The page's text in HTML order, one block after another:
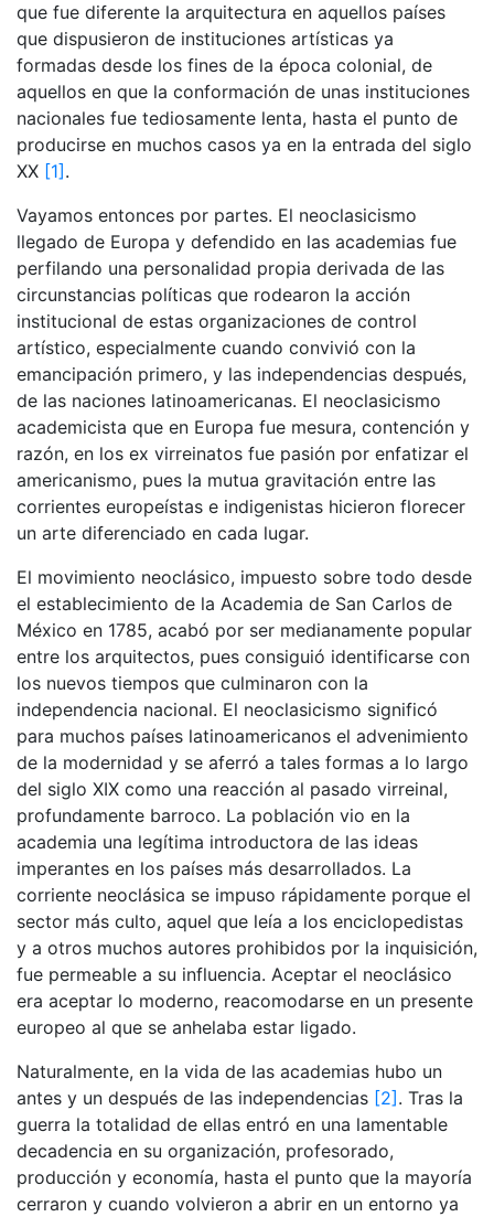
que fue diferente la arquitectura en aquellos países
que dispusieron de instituciones artísticas ya
formadas desde los fines de la época colonial, de
aquellos en que la conformación de unas instituciones
nacionales fue tediosamente lenta, hasta el punto de
producirse en muchos casos ya en la entrada del siglo
XX [1] .
Vayamos entonces por partes. El neoclasicismo
llegado de Europa y defendido en las academias fue
perfilando una personalidad propia derivada de las
circunstancias políticas que rodearon la acción
institucional de estas organizaciones de control
artístico, especialmente cuando convivió con la
emancipación primero, y las independencias después,
de las naciones latinoamericanas. El neoclasicismo
academicista que en Europa fue mesura, contención y
razón, en los ex virreinatos fue pasión por enfatizar el
americanismo, pues la mutua gravitación entre las
corrientes europeístas e indigenistas hicieron florecer
un arte diferenciado en cada lugar.
El movimiento neoclásico, impuesto sobre todo desde
el establecimiento de la Academia de San Carlos de
México en 1785, acabó por ser medianamente popular
entre los arquitectos, pues consiguió identificarse con
los nuevos tiempos que culminaron con la
independencia nacional. El neoclasicismo significó
para muchos países latinoamericanos el advenimiento
de la modernidad y se aferró a tales formas a lo largo
del siglo XIX como una reacción al pasado virreinal,
profundamente barroco. La población vio en la
academia una legítima introductora de las ideas
imperantes en los países más desarrollados. La
corriente neoclásica se impuso rápidamente porque el
sector más culto, aquel que leía a los enciclopedistas
y a otros muchos autores prohibidos por la inquisición,
fue permeable a su influencia. Aceptar el neoclásico
era aceptar lo moderno, reacomodarse en un presente
europeo al que se anhelaba estar ligado.
Naturalmente, en la vida de las academias hubo un
antes y un después de las independencias [2] . Tras la
guerra la totalidad de ellas entró en una lamentable
decadencia en su organización, profesorado,
producción y economía, hasta el punto que la mayoría
cerraron y cuando volvieron a abrir en un entorno ya